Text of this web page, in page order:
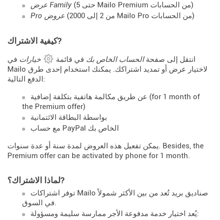
عرض Family
(حتى 5 Mailo Premium من الحسابات)
Pro عروض
(من 2 إلى 2000 Mailo Pro من الحسابات)
كيفية الاشتراك?
انتقل إلى صفحةالحساب الخاص بك في قائمة خيارات في
Mailo لاختيار عرض أو تمديد اشتراكك. يمكنك استخدام إحدى طرق
الدفع التالية:
عن طريق مكالمة هاتفية بتكلفة إضافية (for 1 month of
the Premium offer)
بواسطة البطاقة الائتمانية
مع حساب PayPal الخاص بك
يمكن تفعيل هذه العروض لمدة سنة أو عدة سنوات. Besides, the
Premium offer can be activated by phone for 1 month.
لماذا الاشتراك؟?
توفر اشتراكات Mailo صناديق بريد تُعد من بين الأكثر شمولاً
في السوق.
يُعد اختيار خدمة مدفوعة الأجر ممارسة سليمة ومسؤولة: